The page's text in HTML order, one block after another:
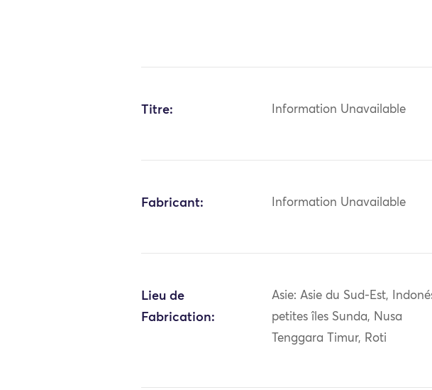
Titre: Information Unavailable
Fabricant: Information Unavailable
Lieu de
Fabrication:
Asie: Asie du Sud-Est,
petites îles Sunda, Nusa
Tenggara Timur, Roti